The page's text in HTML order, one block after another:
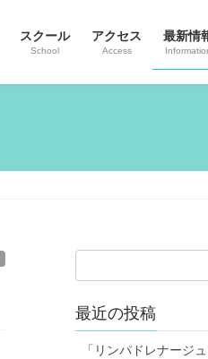
スクール
School
アクセス
Access
最新情
最近の投稿
「リンパドレナージ